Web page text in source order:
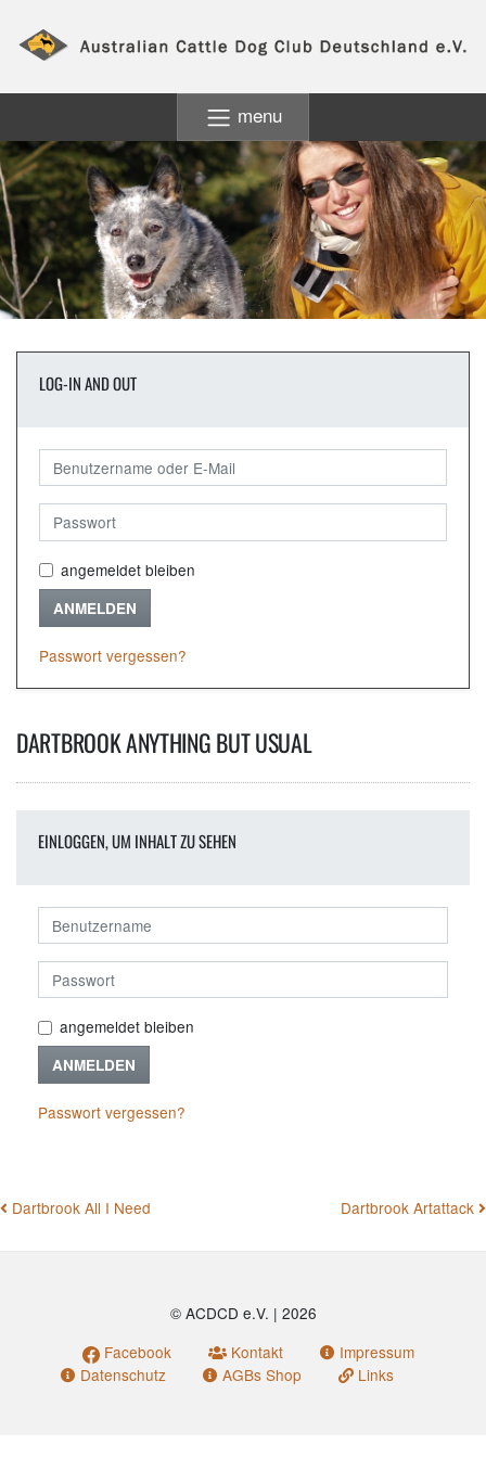
menu
LOG-IN AND OUT
angemeldet bleiben
ANMELDEN
Passwort vergessen?
DARTBROOK ANYTHING BUT USUAL
EINLOGGEN, UM INHALT ZU SEHEN
angemeldet bleiben
ANMELDEN
Passwort vergessen?
BEITRAGSNAVIGATION
Dartbrook All I Need Dartbrook Artattack
© ACDCD e.V. | 2026
Facebook
Kontakt
Impressum
Datenschutz
AGBs Shop Links